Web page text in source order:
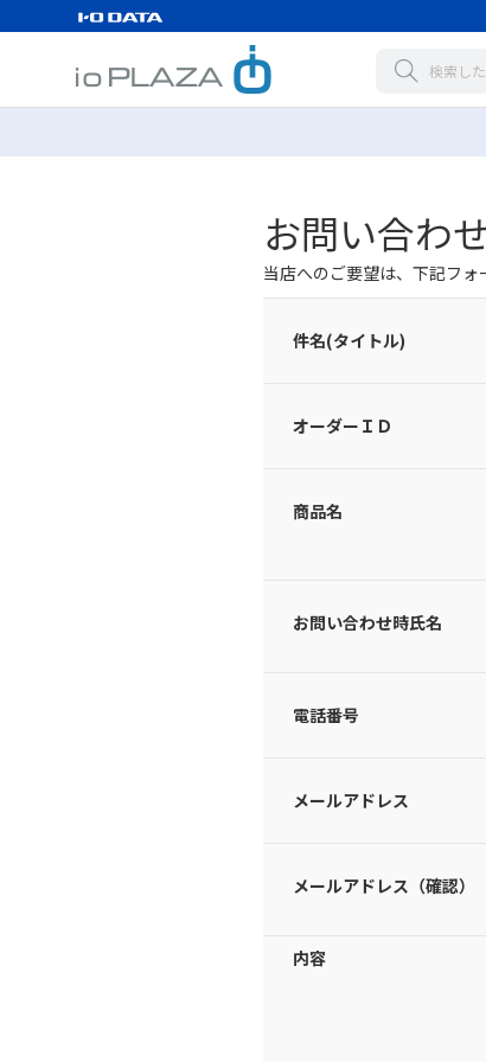
お問い合わ
当店へのご要望は、下記フォ
件名(タイトル)
オーダーＩＤ
商品名
お問い合わせ時氏名
電話番号
メールアドレス
メールアドレス（確認）
内容